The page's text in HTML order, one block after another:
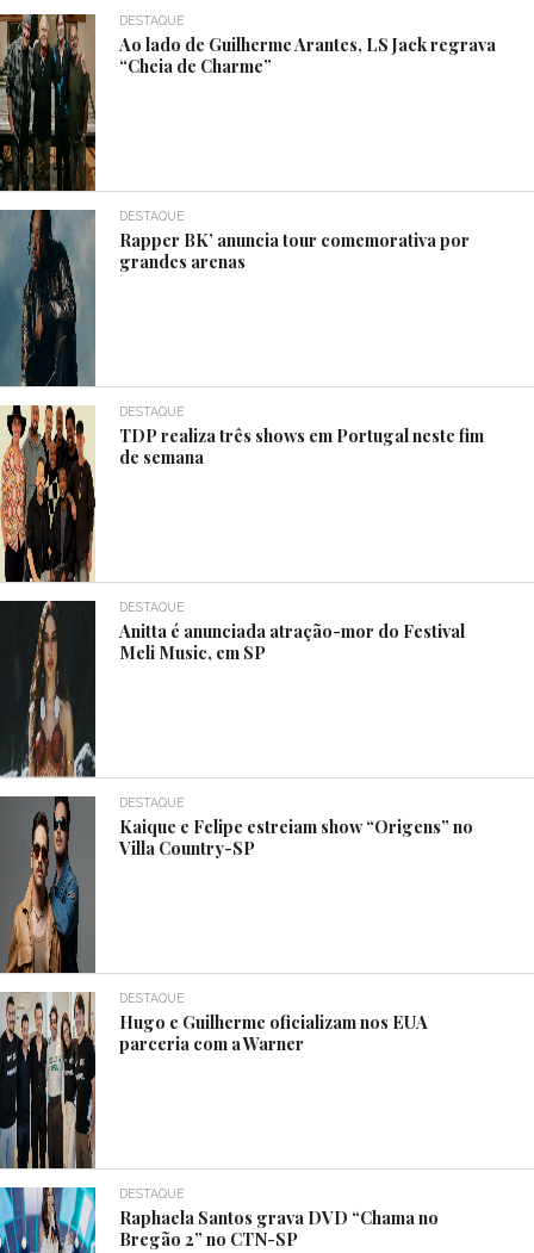
DESTAQUE
Ao lado de Guilherme Arantes, LS Jack regrava
“Cheia de Charme”
DESTAQUE
Rapper BK’ anuncia tour comemorativa por
grandes arenas
DESTAQUE
TDP realiza três shows em Portugal neste fim
de semana
DESTAQUE
Anitta é anunciada atração-mor do Festival
Meli Music, em SP
DESTAQUE
Kaique e Felipe estreiam show “Origens” no
Villa Country-SP
DESTAQUE
Hugo e Guilherme oficializam nos EUA
parceria com a Warner
DESTAQUE
Raphaela Santos grava DVD “Chama no
Bregão 2” no CTN-SP